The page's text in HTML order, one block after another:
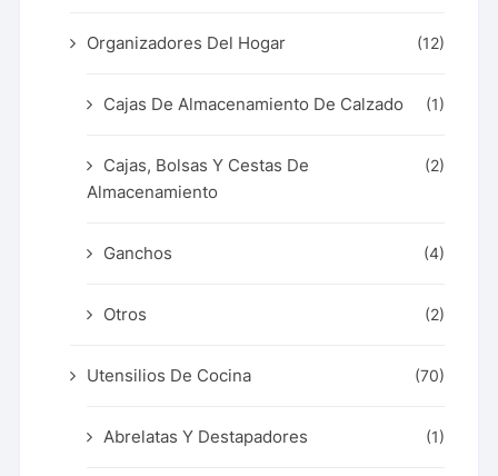
Organizadores Del Hogar (12)
Cajas De Almacenamiento De Calzado (1)
Cajas, Bolsas Y Cestas De
Almacenamiento
(2)
Ganchos (4)
Otros (2)
Utensilios De Cocina (70)
Abrelatas Y Destapadores (1)